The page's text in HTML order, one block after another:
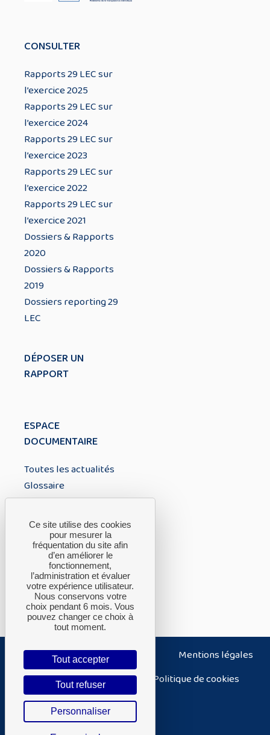
CONSULTER
Rapports 29 LEC sur
l’exercice 2025
Rapports 29 LEC sur
l’exercice 2024
Rapports 29 LEC sur
l’exercice 2023
Rapports 29 LEC sur
l’exercice 2022
Rapports 29 LEC sur
l’exercice 2021
Dossiers & Rapports
2020
Dossiers & Rapports
2019
Dossiers reporting 29
LEC
DÉPOSER UN
RAPPORT
ESPACE
DOCUMENTAIRE
Toutes les actualités
Glossaire
À PROPOS
A propos du CTH
FAQ
Nous contacter
Nous contacter Plan du site
Mentions légales
Politique de confidentialité
Politique de cookies
Accessibilité – non conforme
Conditions générales d’utilisation
Ce site utilise des cookies
pour mesurer la
fréquentation du site afin
d’en améliorer le
fonctionnement,
l’administration et évaluer
votre expérience utilisateur.
Nous conservons votre
choix pendant 6 mois. Vous
pouvez changer ce choix à
tout moment.
Tout accepter
Tout refuser
Personnaliser